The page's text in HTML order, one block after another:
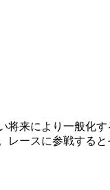
来により一般化
ースに参戦する